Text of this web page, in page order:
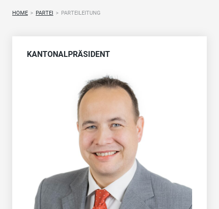
HOME > PARTEI > PARTEILEITUNG
KANTONALPRÄSIDENT